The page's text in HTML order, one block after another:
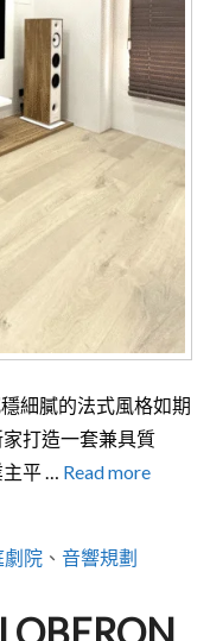
細膩的法式風格如期
打造一套兼具質
平 … Read more
劇院、 音響規劃